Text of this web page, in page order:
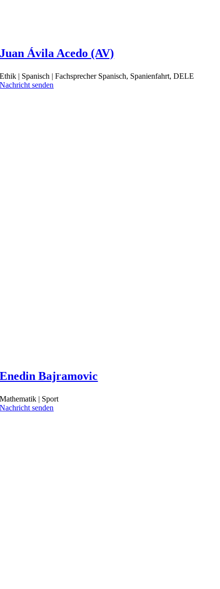
Juan Ávila Acedo (AV)
Ethik | Spanisch | Fachsprecher Spanisch, Spanienfahrt, DELE
Nachricht senden
Enedin Bajramovic
Mathematik | Sport
Nachricht senden